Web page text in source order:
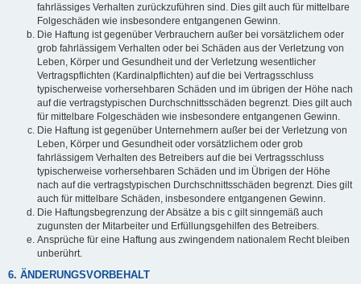
fahrlässiges Verhalten zurückzuführen sind. Dies gilt auch für mittelbare
Folgeschäden wie insbesondere entgangenen Gewinn.
Die Haftung ist gegenüber Verbrauchern außer bei vorsätzlichem oder
grob fahrlässigem Verhalten oder bei Schäden aus der Verletzung von
Leben, Körper und Gesundheit und der Verletzung wesentlicher
Vertragspflichten (Kardinalpflichten) auf die bei Vertragsschluss
typischerweise vorhersehbaren Schäden und im übrigen der Höhe nach
auf die vertragstypischen Durchschnittsschäden begrenzt. Dies gilt auch
für mittelbare Folgeschäden wie insbesondere entgangenen Gewinn.
Die Haftung ist gegenüber Unternehmern außer bei der Verletzung von
Leben, Körper und Gesundheit oder vorsätzlichem oder grob
fahrlässigem Verhalten des Betreibers auf die bei Vertragsschluss
typischerweise vorhersehbaren Schäden und im Übrigen der Höhe
nach auf die vertragstypischen Durchschnittsschäden begrenzt. Dies gilt
auch für mittelbare Schäden, insbesondere entgangenen Gewinn.
Die Haftungsbegrenzung der Absätze a bis c gilt sinngemäß auch
zugunsten der Mitarbeiter und Erfüllungsgehilfen des Betreibers.
Ansprüche für eine Haftung aus zwingendem nationalem Recht bleiben
unberührt.
6. ÄNDERUNGSVORBEHALT